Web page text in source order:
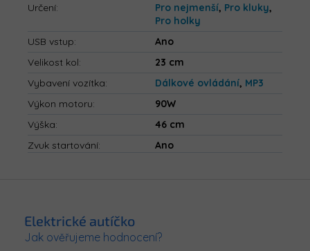
Určení: Pro nejmenší, Pro kluky,
Pro holky
USB vstup:
Ano
Velikost kol:
23 cm
Vybavení vozítka: Dálkové ovládání, MP3
Výkon motoru:
90W
Výška:
46 cm
Zvuk startování: Ano
Elektrické autíčko
Jak ověřujeme hodnocení?